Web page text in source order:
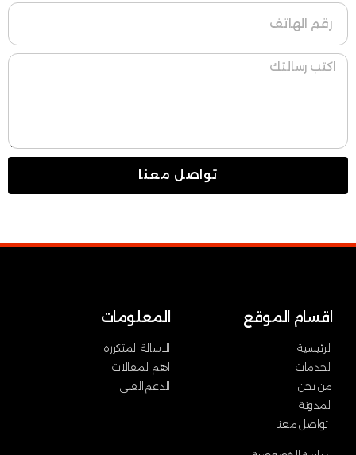
تواصل معنا
اقسام الموقع
الرئيسية
الخدمات
من نحن
المدونة
تواصل معنا
المعلومات
الاسالة المتكررة
اهم المقالات
الدعم الفني